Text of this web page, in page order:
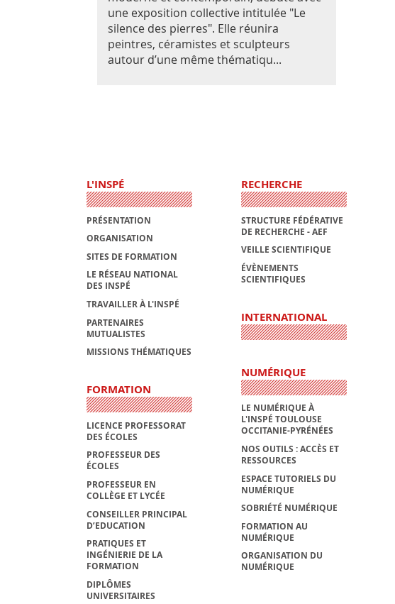
une exposition collective intitulée "Le
silence des pierres". Elle réunira
peintres, céramistes et sculpteurs
autour d’une même thématiqu...
L'INSPÉ
PRÉSENTATION
ORGANISATION
SITES DE FORMATION
LE RÉSEAU NATIONAL
DES INSPÉ
TRAVAILLER À L'INSPÉ
PARTENAIRES
MUTUALISTES
MISSIONS THÉMATIQUES
FORMATION
LICENCE PROFESSORAT
DES ÉCOLES
PROFESSEUR DES
ÉCOLES
PROFESSEUR EN
COLLÈGE ET LYCÉE
CONSEILLER PRINCIPAL
D’EDUCATION
PRATIQUES ET
INGÉNIERIE DE LA
FORMATION
DIPLÔMES
UNIVERSITAIRES
RECHERCHE
STRUCTURE FÉDÉRATIVE
DE RECHERCHE - AEF
VEILLE SCIENTIFIQUE
ÉVÈNEMENTS
SCIENTIFIQUES
INTERNATIONAL
NUMÉRIQUE
LE NUMÉRIQUE À
L'INSPÉ TOULOUSE
OCCITANIE-PYRÉNÉES
NOS OUTILS : ACCÈS ET
RESSOURCES
ESPACE TUTORIELS DU
NUMÉRIQUE
SOBRIÉTÉ NUMÉRIQUE
FORMATION AU
NUMÉRIQUE
ORGANISATION DU
NUMÉRIQUE